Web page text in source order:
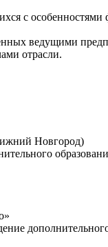
с
ведущими
отрасли.
Новгород)